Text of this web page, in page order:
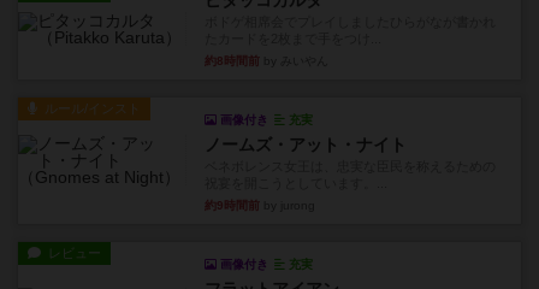
約8時間前
ルール/インスト
画像付き 充実
ノームズ・アット・ナイト
約9時間前
レビュー
画像付き 充実